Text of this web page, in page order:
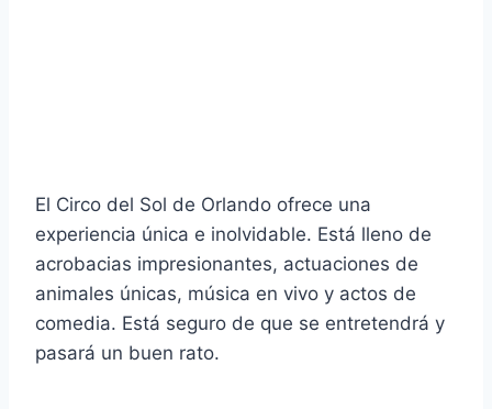
El Circo del Sol de Orlando ofrece una
experiencia única e inolvidable. Está lleno de
acrobacias impresionantes, actuaciones de
animales únicas, música en vivo y actos de
comedia. Está seguro de que se entretendrá y
pasará un buen rato.